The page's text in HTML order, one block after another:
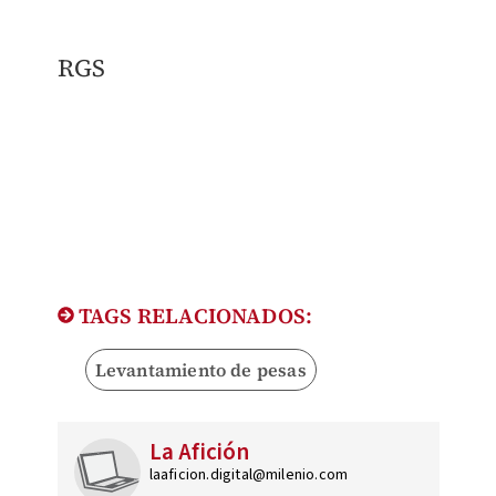
RGS
TAGS RELACIONADOS:
Levantamiento de pesas
La Afición
laaficion.digital@milenio.com